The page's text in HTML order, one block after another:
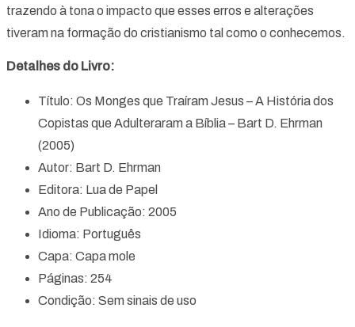
trazendo à tona o impacto que esses erros e alterações
tiveram na formação do cristianismo tal como o conhecemos.
Detalhes do Livro:
Título: Os Monges que Traíram Jesus – A História dos
Copistas que Adulteraram a Bíblia – Bart D. Ehrman
(2005)
Autor: Bart D. Ehrman
Editora: Lua de Papel
Ano de Publicação: 2005
Idioma: Português
Capa: Capa mole
Páginas: 254
Condição: Sem sinais de uso